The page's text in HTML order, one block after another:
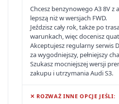
Chcesz benzynowego A3 8V
lepszą niż w wersjach FWD.
Jeździsz cały rok, także po
warunkach, więc docenisz
Akceptujesz regularny serwis
za wygodniejszy, pełniejszy
Szukasz mocniejszej wersji
zakupu i utrzymania Audi S3.
✕ ROZWAŻ INNE OPCJE JEŚLI: